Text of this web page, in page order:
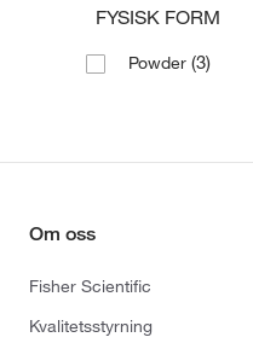
FYSISK FORM
Powder (3)
Om oss
Fisher Scientific
Kvalitetsstyrning